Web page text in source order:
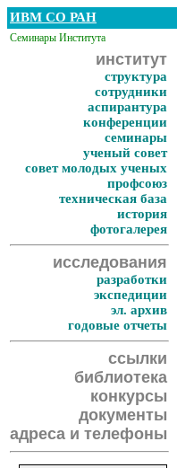
ИВМ СО РАН
Семинары Института
институт
структура
сотрудники
аспирантура
конференции
семинары
ученый совет
совет молодых ученых
профсоюз
техническая база
история
фотогалерея
исследования
разработки
экспедиции
эл. архив
годовые отчеты
ссылки
библиотека
конкурсы
документы
адреса и телефоны